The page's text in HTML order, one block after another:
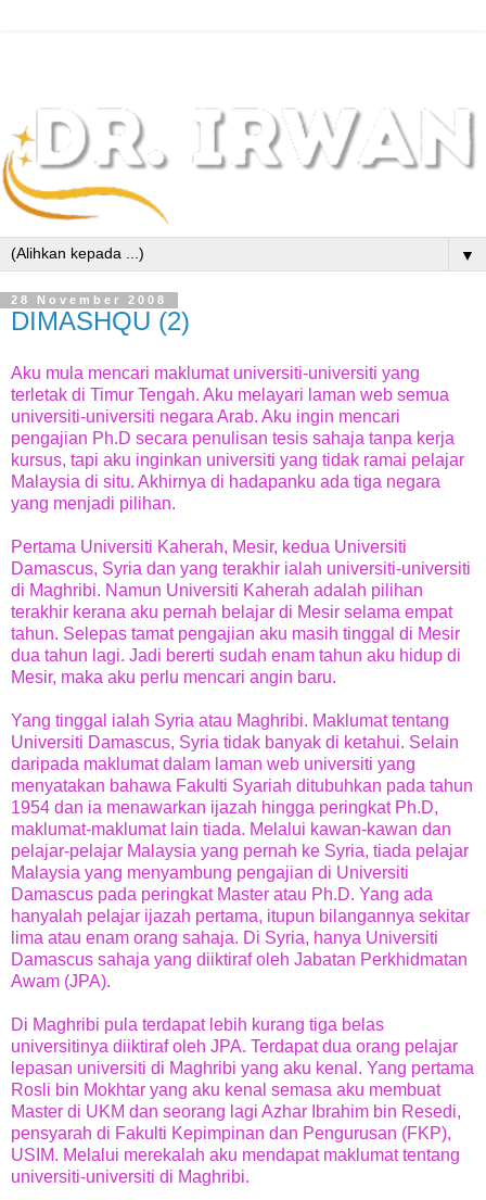
▼
28 November 2008
DIMASHQU (2)
Aku mula mencari maklumat universiti-universiti yang
terletak di Timur Tengah. Aku melayari laman web semua
universiti-universiti negara Arab. Aku ingin mencari
pengajian Ph.D secara penulisan tesis sahaja tanpa kerja
kursus, tapi aku inginkan universiti yang tidak ramai pelajar
Malaysia di situ. Akhirnya di hadapanku ada tiga negara
yang menjadi pilihan.
Pertama Universiti Kaherah, Mesir, kedua Universiti
Damascus, Syria dan yang terakhir ialah universiti-universiti
di Maghribi. Namun Universiti Kaherah adalah pilihan
terakhir kerana aku pernah belajar di Mesir selama empat
tahun. Selepas tamat pengajian aku masih tinggal di Mesir
dua tahun lagi. Jadi bererti sudah enam tahun aku hidup di
Mesir, maka aku perlu mencari angin baru.
Yang tinggal ialah Syria atau Maghribi. Maklumat tentang
Universiti Damascus, Syria tidak banyak di ketahui. Selain
daripada maklumat dalam laman web universiti yang
menyatakan bahawa Fakulti Syariah ditubuhkan pada tahun
1954 dan ia menawarkan ijazah hingga peringkat Ph.D,
maklumat-maklumat lain tiada. Melalui kawan-kawan dan
pelajar-pelajar Malaysia yang pernah ke Syria, tiada pelajar
Malaysia yang menyambung pengajian di Universiti
Damascus pada peringkat Master atau Ph.D. Yang ada
hanyalah pelajar ijazah pertama, itupun bilangannya sekitar
lima atau enam orang sahaja. Di Syria, hanya Universiti
Damascus sahaja yang diiktiraf oleh Jabatan Perkhidmatan
Awam (JPA).
Di Maghribi pula terdapat lebih kurang tiga belas
universitinya diiktiraf oleh JPA. Terdapat dua orang pelajar
lepasan universiti di Maghribi yang aku kenal. Yang pertama
Rosli bin Mokhtar yang aku kenal semasa aku membuat
Master di UKM dan seorang lagi Azhar Ibrahim bin Resedi,
pensyarah di Fakulti Kepimpinan dan Pengurusan (FKP),
USIM. Melalui merekalah aku mendapat maklumat tentang
universiti-universiti di Maghribi.